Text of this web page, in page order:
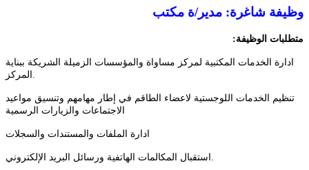
وظيفة شاغرة: مدير/ة مكتب
متطلبات الوظيفة:
ادارة الخدمات المكتبية لمركز مساواة والمؤسسات الزميلة الشريكة ببناية
المركز.
تنظيم الخدمات اللوجستية لاعضاء الطاقم في إطار مهامهم وتنسيق مواعيد
الاجتماعات والزيارات الرسمية
ادارة الملفات والمستندات والسجلات
استقبال المكالمات الهاتفية ورسائل البريد الإلكتروني.